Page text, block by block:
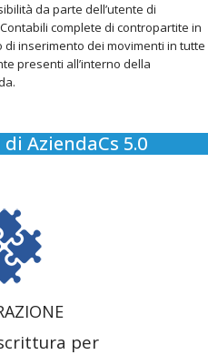
da parte dell’utente di
complete di contropartite in
inserimento dei movimenti in tutte
presenti all’interno della
AziendaCs 5.0
per